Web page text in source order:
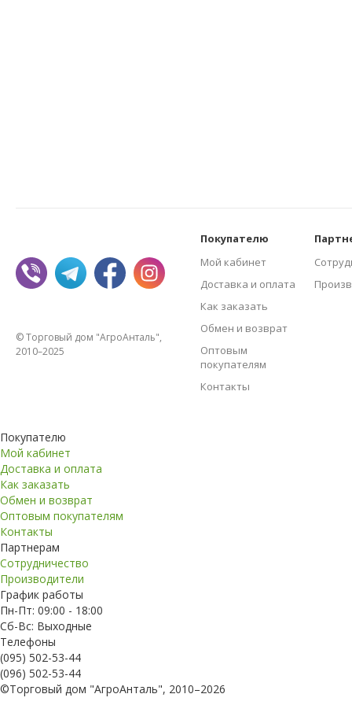
© Торговый дом "АгроАнталь",
2010–2025
Покупателю
Мой кабинет
Доставка и оплата
Как заказать
Обмен и возврат
Оптовым
покупателям
Контакты
Покупателю
Мой кабинет
Доставка и оплата
Как заказать
Обмен и возврат
Оптовым покупателям
Контакты
Партнерам
Сотрудничество
Производители
График работы
Пн-Пт: 09:00 - 18:00
Сб-Вс: Выходные
Телефоны
(095) 502-53-44
(096) 502-53-44
©Торговый дом "АгроАнталь", 2010–2026